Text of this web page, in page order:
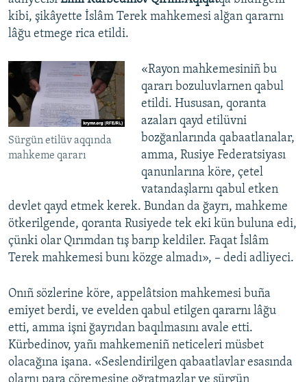
kibi, şikâyette İslâm Terek mahkemesi alğan qararnı
lâğu etmege rica etildi.
Sürgün etilüv aqqında
mahkeme qararı
«Rayon mahkemesiniñ bu
qararı bozuluvlarnen qabul
etildi. Hususan, qoranta
azaları qayd etilüvni
bozğanlarında qabaatlanalar,
amma, Rusiye Federatsiyası
qanunlarına köre, çetel
vatandaşlarnı qabul etken
devlet qayd etmek kerek. Bundan da ğayrı, mahkeme
ötkerilgende, qoranta Rusiyede tek eki kün buluna edi,
çünki olar Qırımdan tış barıp keldiler. Faqat İslâm
Terek mahkemesi bunı közge almadı», – dedi adliyeci.
Onıñ sözlerine köre, appelâtsion mahkemesi buña
emiyet berdi, ve evelden qabul etilgen qararnı lâğu
etti, amma işni ğayrıdan baqılmasını avale etti.
Kürbedinov, yañı mahkemeniñ neticeleri müsbet
olacağına işana. «Seslendirilgen qabaatlavlar esasında